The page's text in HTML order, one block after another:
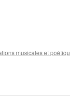
musicales et